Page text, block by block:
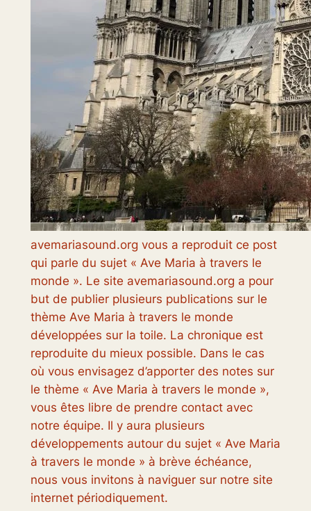
avemariasound.org vous a reproduit ce post
qui parle du sujet « Ave Maria à travers le
monde ». Le site avemariasound.org a pour
but de publier plusieurs publications sur le
thème Ave Maria à travers le monde
développées sur la toile. La chronique est
reproduite du mieux possible. Dans le cas
où vous envisagez d’apporter des notes sur
le thème « Ave Maria à travers le monde »,
vous êtes libre de prendre contact avec
notre équipe. Il y aura plusieurs
développements autour du sujet « Ave Maria
à travers le monde » à brève échéance,
nous vous invitons à naviguer sur notre site
internet périodiquement.